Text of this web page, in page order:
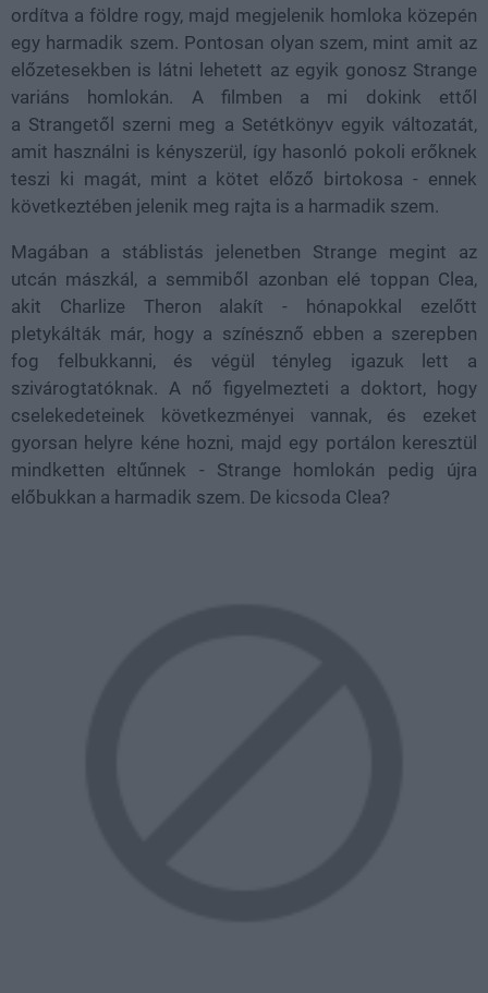
ordítva a földre rogy, majd megjelenik homloka közepén
egy harmadik szem. Pontosan olyan szem, mint amit az
előzetesekben is látni lehetett az egyik gonosz Strange
variáns homlokán. A filmben a mi dokink ettől
a Strangetől szerni meg a Setétkönyv egyik változatát,
amit használni is kényszerül, így hasonló pokoli erőknek
teszi ki magát, mint a kötet előző birtokosa - ennek
következtében jelenik meg rajta is a harmadik szem.
Magában a stáblistás jelenetben Strange megint az
utcán mászkál, a semmiből azonban elé toppan Clea,
akit Charlize Theron alakít - hónapokkal ezelőtt
pletykálták már, hogy a színésznő ebben a szerepben
fog felbukkanni, és végül tényleg igazuk lett a
szivárogtatóknak. A nő figyelmezteti a doktort, hogy
cselekedeteinek következményei vannak, és ezeket
gyorsan helyre kéne hozni, majd egy portálon keresztül
mindketten eltűnnek - Strange homlokán pedig újra
előbukkan a harmadik szem. De kicsoda Clea?